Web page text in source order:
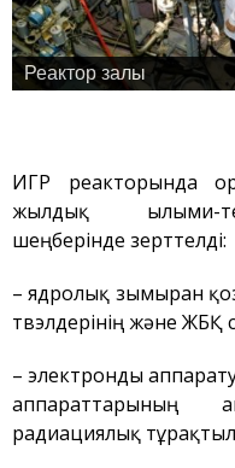
Реактор залы
ИГР реакторында
жылдық ғылыми-
шеңберінде зерттелді:
– ядролық зымыран
твэлдерінің және ЖБҚ
– электронды
аппараттарының
радиациялық